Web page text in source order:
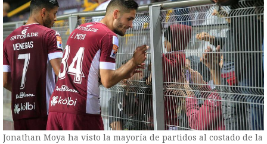
Jonathan Moya ha visto la mayoría de partidos al costado de la